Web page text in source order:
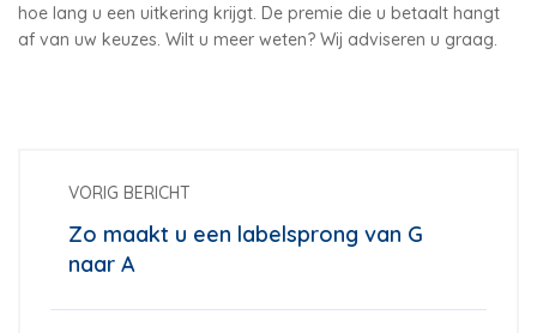
hoe lang u een uitkering krijgt. De premie die u betaalt hangt
af van uw keuzes. Wilt u meer weten? Wij adviseren u graag.
VORIG BERICHT
Zo maakt u een labelsprong van G
naar A